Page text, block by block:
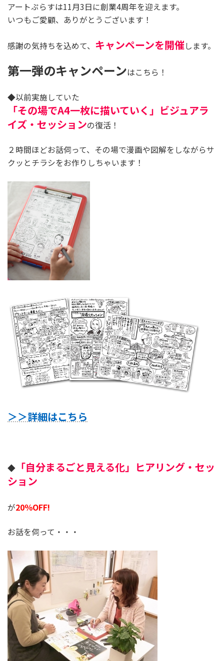
アートぷらすは11月3日に創業4周年を迎えます。
いつもご愛顧、ありがとうございます！
感謝の気持ちを込めて、 キャンペーンを開催します。
第一弾のキャンペーンはこちら！
◆以前実施していた
「その場でA4一枚に描いていく」ビジュアラ
イズ・セッションの復活！
２時間ほどお話伺って、その場で漫画や図解をしながらサ
クッとチラシをお作りしちゃいます！
＞＞詳細はこちら
◆ 「自分まるごと見える化」ヒアリング・セッ
ション
が20％OFF!
お話を伺って・・・